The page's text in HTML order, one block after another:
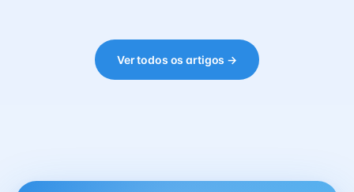
Ver todos os artigos →